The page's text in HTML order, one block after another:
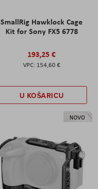
SmallRig Hawklock Cage
Kit for Sony FX5 6778
193,25 €
154,60 €
U KOŠARICU
NOVO